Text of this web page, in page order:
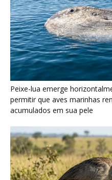
Peixe-lua emerge
permitir que aves marinhas
acumulados em sua pele